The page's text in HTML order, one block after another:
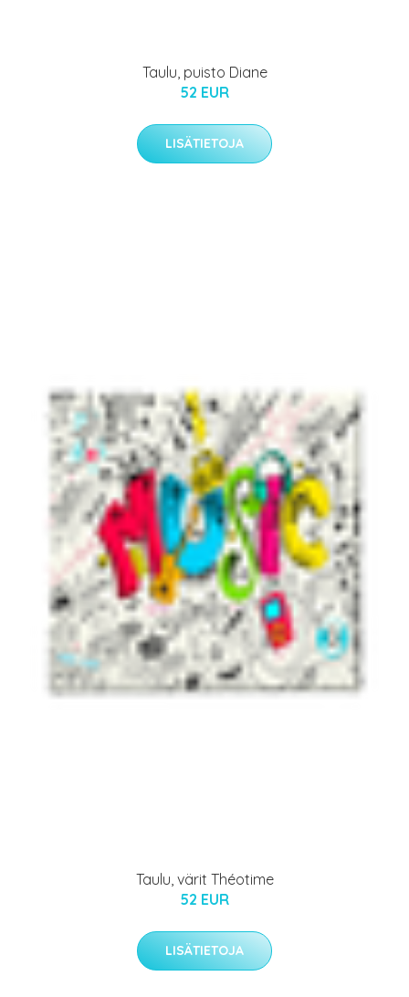
Taulu, puisto Diane
52 EUR
LISÄTIETOJA
Taulu, värit Théotime
52 EUR
LISÄTIETOJA